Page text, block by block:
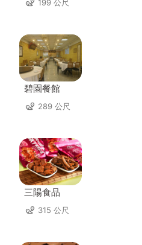
199 公尺
碧園餐館
289 公尺
三陽食品
315 公尺